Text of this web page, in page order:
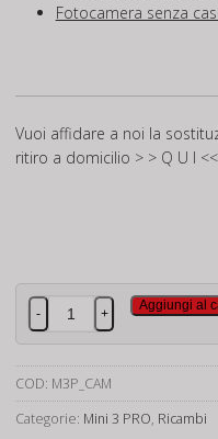
Fotocamera senza
Vuoi affidare a noi la
ritiro a domicilio > > Q U I <<
Telecamera
Dji
3
PRO
quantità
- +
Aggiungi al
COD: M3P_CAM
Categorie: Mini 3 PRO, Ricambi